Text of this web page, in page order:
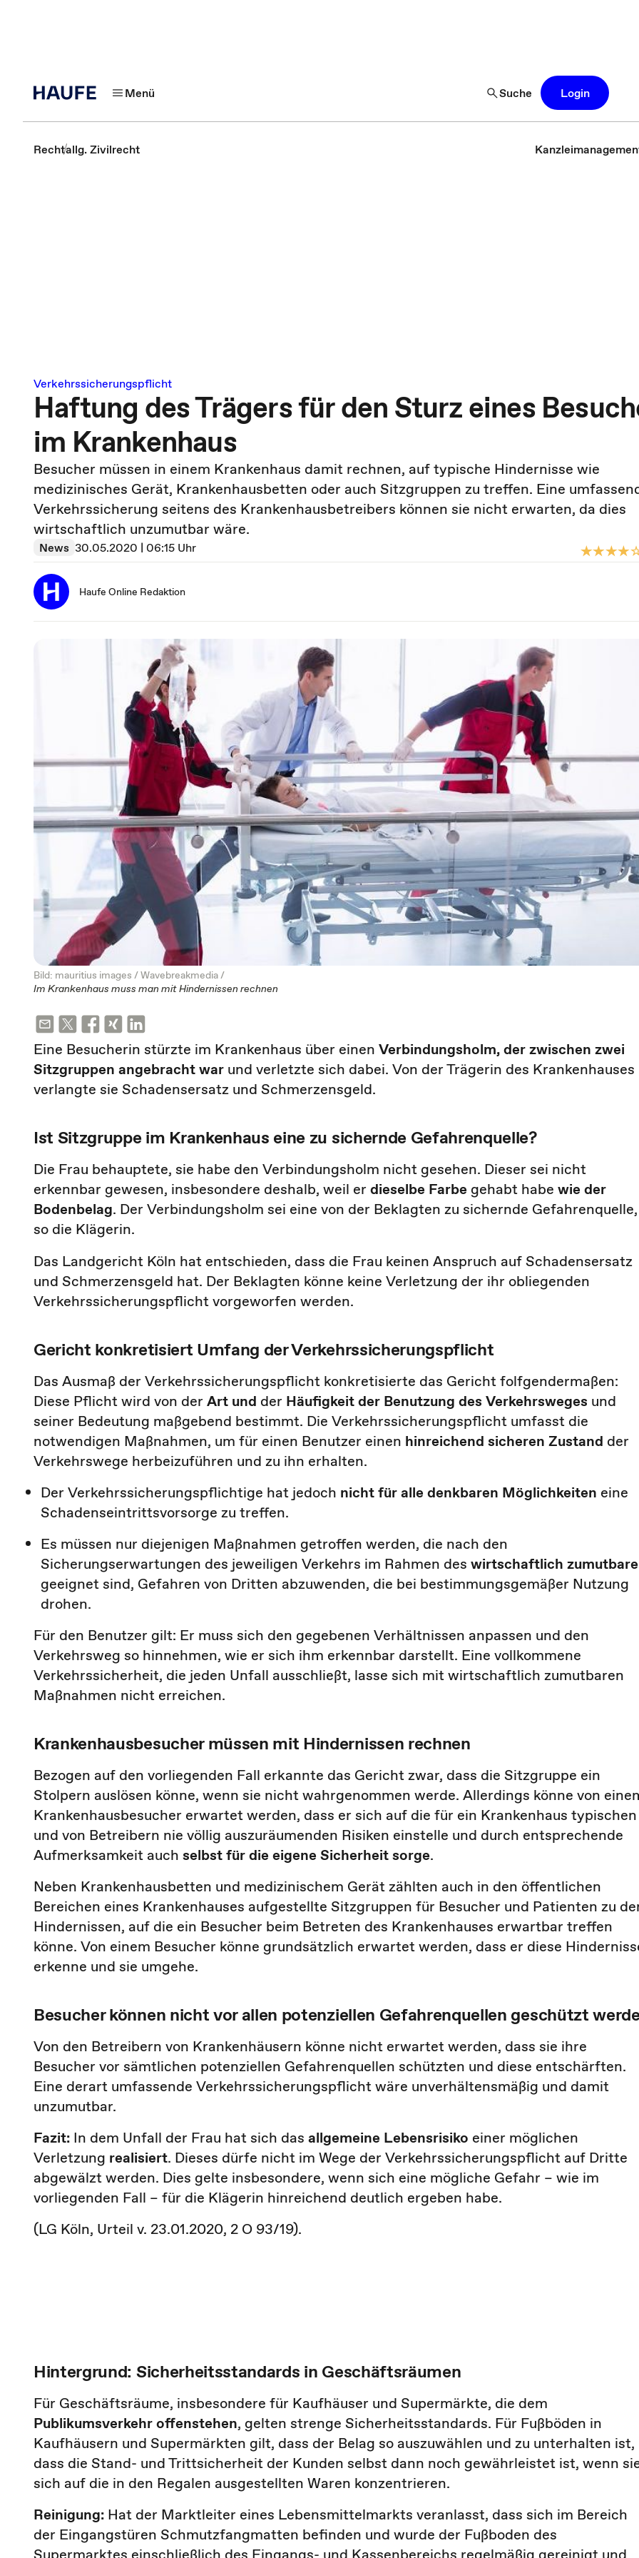
Menü Suche Login
Rechtallg. Zivilrecht
Verkehrssicherungspflicht
Haftung des Trägers für den Sturz eines
im Krankenhaus
Besucher müssen in einem Krankenhaus damit rechnen, auf typische Hindernisse wie
medizinisches Gerät, Krankenhausbetten oder auch Sitzgruppen zu treffen. Eine
Verkehrssicherung seitens des Krankenhausbetreibers können sie nicht erwarten, da dies
wirtschaftlich unzumutbar wäre.
News 30.05.2020 | 06:15 Uhr
Haufe Online Redaktion
Bild: mauritius images / Wavebreakmedia /
Im Krankenhaus muss man mit Hindernissen rechnen
Eine Besucherin stürzte im Krankenhaus über einen Verbindungsholm, der zwischen zwei
Sitzgruppen angebracht war und verletzte sich dabei. Von der Trägerin des Krankenhauses
verlangte sie Schadensersatz und Schmerzensgeld.
Ist Sitzgruppe im Krankenhaus eine zu sichernde Gefahrenquelle?
Die Frau behauptete, sie habe den Verbindungsholm nicht gesehen. Dieser sei nicht
erkennbar gewesen, insbesondere deshalb, weil er dieselbe Farbe gehabt habe wie der
Bodenbelag. Der Verbindungsholm sei eine von der Beklagten zu sichernde Gefahrenquelle,
so die Klägerin.
Das Landgericht Köln hat entschieden, dass die Frau keinen Anspruch auf Schadensersatz
und Schmerzensgeld hat. Der Beklagten könne keine Verletzung der ihr obliegenden
Verkehrssicherungspflicht vorgeworfen werden.
Gericht konkretisiert Umfang der Verkehrssicherungspflicht
Das Ausmaß der Verkehrssicherungspflicht konkretisierte das Gericht folfgendermaßen:
Diese Pflicht wird von der Art und der Häufigkeit der Benutzung des Verkehrsweges und
seiner Bedeutung maßgebend bestimmt. Die Verkehrssicherungspflicht umfasst die
notwendigen Maßnahmen, um für einen Benutzer einen hinreichend sicheren Zustand der
Verkehrswege herbeizuführen und zu ihn erhalten.
Der Verkehrssicherungspflichtige hat jedoch nicht für alle denkbaren Möglichkeiten eine
Schadenseintrittsvorsorge zu treffen.
Es müssen nur diejenigen Maßnahmen getroffen werden, die nach den
Sicherungserwartungen des jeweiligen Verkehrs im Rahmen des wirtschaftlich
geeignet sind, Gefahren von Dritten abzuwenden, die bei bestimmungsgemäßer Nutzung
drohen.
Für den Benutzer gilt: Er muss sich den gegebenen Verhältnissen anpassen und den
Verkehrsweg so hinnehmen, wie er sich ihm erkennbar darstellt. Eine vollkommene
Verkehrssicherheit, die jeden Unfall ausschließt, lasse sich mit wirtschaftlich zumutbaren
Maßnahmen nicht erreichen.
Krankenhausbesucher müssen mit Hindernissen rechnen
Bezogen auf den vorliegenden Fall erkannte das Gericht zwar, dass die Sitzgruppe ein
Stolpern auslösen könne, wenn sie nicht wahrgenommen werde. Allerdings könne von
Krankenhausbesucher erwartet werden, dass er sich auf die für ein Krankenhaus typischen
und von Betreibern nie völlig auszuräumenden Risiken einstelle und durch entsprechende
Aufmerksamkeit auch selbst für die eigene Sicherheit sorge.
Neben Krankenhausbetten und medizinischem Gerät zählten auch in den öffentlichen
Bereichen eines Krankenhauses aufgestellte Sitzgruppen für Besucher und Patienten zu
Hindernissen, auf die ein Besucher beim Betreten des Krankenhauses erwartbar treffen
könne. Von einem Besucher könne grundsätzlich erwartet werden, dass er diese
erkenne und sie umgehe.
Besucher können nicht vor allen potenziellen Gefahrenquellen geschützt
Von den Betreibern von Krankenhäusern könne nicht erwartet werden, dass sie ihre
Besucher vor sämtlichen potenziellen Gefahrenquellen schützten und diese entschärften.
Eine derart umfassende Verkehrssicherungspflicht wäre unverhältensmäßig und damit
unzumutbar.
Fazit: In dem Unfall der Frau hat sich das allgemeine Lebensrisiko einer möglichen
Verletzung realisiert. Dieses dürfe nicht im Wege der Verkehrssicherungspflicht auf Dritte
abgewälzt werden. Dies gelte insbesondere, wenn sich eine mögliche Gefahr – wie im
vorliegenden Fall – für die Klägerin hinreichend deutlich ergeben habe.
(LG Köln, Urteil v. 23.01.2020, 2 O 93/19).
Hintergrund: Sicherheits­standards in Geschäftsräumen
Für Geschäftsräume, insbesondere für Kaufhäuser und Supermärkte, die dem
Publikumsverkehr offenstehen, gelten strenge Sicherheitsstandards. Für Fußböden in
Kaufhäusern und Supermärkten gilt, dass der Belag so auszuwählen und zu unterhalten ist,
dass die Stand- und Trittsicherheit der Kunden selbst dann noch gewährleistet ist, wenn
sich auf die in den Regalen ausgestellten Waren konzentrieren.
Reinigung: Hat der Marktleiter eines Lebensmittelmarkts veranlasst, dass sich im Bereich
der Eingangstüren Schmutzfangmatten befinden und wurde der Fußboden des